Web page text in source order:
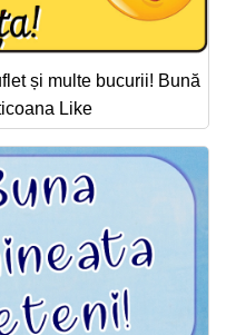
și multe bucurii! Bună
Like